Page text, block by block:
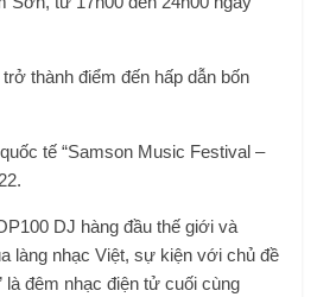
tế “Samson Music Festival –
DJ hàng đầu thế giới và
làng nhạc Việt, sự kiện với chủ đề
là đêm nhạc điện tử cuối cùng